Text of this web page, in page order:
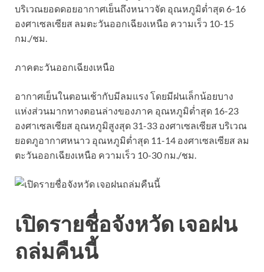
บริเวณยอดดอยอากาศเย็นถึงหนาวจัด อุณหภูมิต่ำสุด 6-16
องศาเซลเซียส ลมตะวันออกเฉียงเหนือ ความเร็ว 10-15
กม./ชม.
ภาคตะวันออกเฉียงเหนือ
อากาศเย็นในตอนเช้ากับมีลมแรง โดยมีฝนเล็กน้อยบาง
แห่งส่วนมากทางตอนล่างของภาค อุณหภูมิต่ำสุด 16-23
องศาเซลเซียส อุณหภูมิสูงสุด 31-33 องศาเซลเซียส บริเวณ
ยอดภูอากาศหนาว อุณหภูมิต่ำสุด 11-14 องศาเซลเซียส ลม
ตะวันออกเฉียงเหนือ ความเร็ว 10-30 กม./ชม.
เปิดรายชื่อจังหวัด เจอฝน
ถล่มคืนนี้